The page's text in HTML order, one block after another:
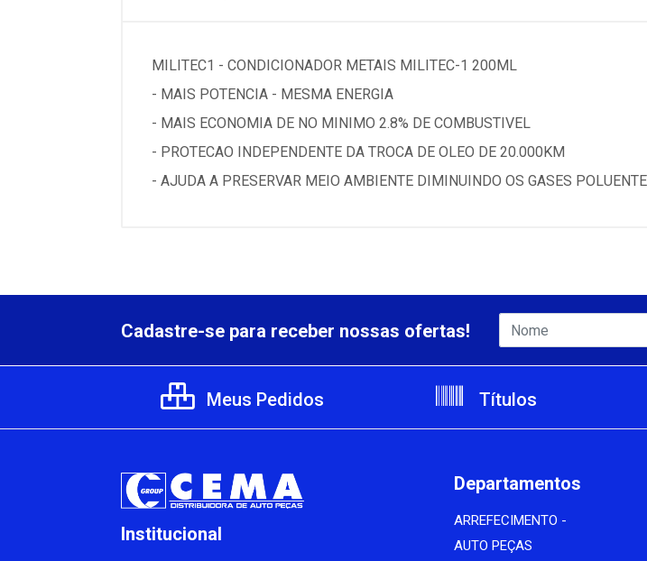
MILITEC1 - CONDICIONADOR METAIS MILITEC-1 200ML
- MAIS POTENCIA - MESMA ENERGIA
- MAIS ECONOMIA DE NO MINIMO 2.8% DE COMBUSTIVEL
- PROTECAO INDEPENDENTE DA TROCA DE OLEO DE 20.000KM
- AJUDA A PRESERVAR MEIO AMBIENTE DIMINUINDO OS GASES
Cadastre-se para receber nossas ofertas!
Meus Pedidos Títulos
Institucional
Departamentos
ARREFECIMENTO -
AUTO PEÇAS